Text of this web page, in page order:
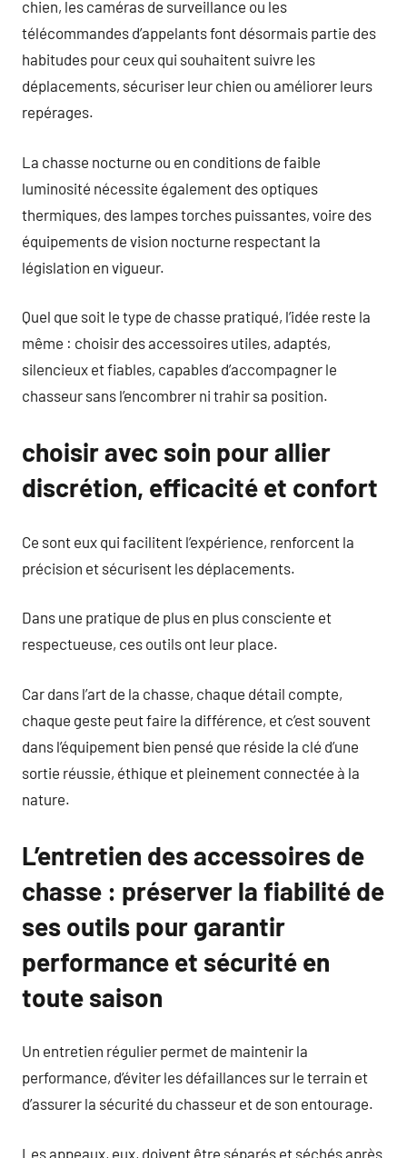
chien, les caméras de surveillance ou les
télécommandes d’appelants font désormais partie des
habitudes pour ceux qui souhaitent suivre les
déplacements, sécuriser leur chien ou améliorer leurs
repérages.
La chasse nocturne ou en conditions de faible
luminosité nécessite également des optiques
thermiques, des lampes torches puissantes, voire des
équipements de vision nocturne respectant la
législation en vigueur.
Quel que soit le type de chasse pratiqué, l’idée reste la
même : choisir des accessoires utiles, adaptés,
silencieux et fiables, capables d’accompagner le
chasseur sans l’encombrer ni trahir sa position.
choisir avec soin pour allier
discrétion, efficacité et confort
Ce sont eux qui facilitent l’expérience, renforcent la
précision et sécurisent les déplacements.
Dans une pratique de plus en plus consciente et
respectueuse, ces outils ont leur place.
Car dans l’art de la chasse, chaque détail compte,
chaque geste peut faire la différence, et c’est souvent
dans l’équipement bien pensé que réside la clé d’une
sortie réussie, éthique et pleinement connectée à la
nature.
L’entretien des accessoires de
chasse : préserver la fiabilité de
ses outils pour garantir
performance et sécurité en
toute saison
Un entretien régulier permet de maintenir la
performance, d’éviter les défaillances sur le terrain et
d’assurer la sécurité du chasseur et de son entourage.
Les appeaux, eux, doivent être séparés et séchés après